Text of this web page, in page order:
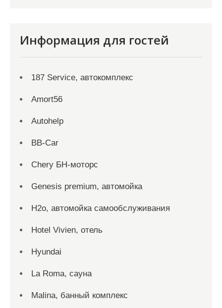
Информация для гостей
187 Service, автокомплекс
Amort56
Autohelp
BB-Car
Chery БН-моторс
Genesis premium, автомойка
H2o, автомойка самообслуживания
Hotel Vivien, отель
Hyundai
La Roma, сауна
Malina, банный комплекс